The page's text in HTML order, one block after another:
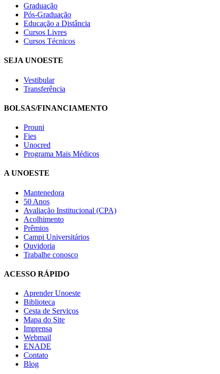
Graduação
Pós-Graduação
Educação a Distância
Cursos Livres
Cursos Técnicos
SEJA UNOESTE
Vestibular
Transferência
BOLSAS/FINANCIAMENTO
Prouni
Fies
Unocred
Programa Mais Médicos
A UNOESTE
Mantenedora
50 Anos
Avaliação Institucional (CPA)
Acolhimento
Prêmios
Campi Universitários
Ouvidoria
Trabalhe conosco
ACESSO RÁPIDO
Aprender Unoeste
Biblioteca
Cesta de Serviços
Mapa do Site
Imprensa
Webmail
ENADE
Contato
Blog